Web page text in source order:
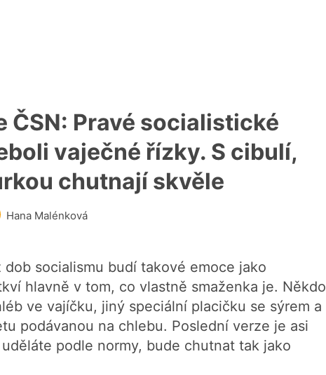
ČSN: Pravé socialistické
vaječné řízky. S cibulí,
chutnají skvěle
Hana Malénková
socialismu budí takové emoce jako
hlavně v tom, co vlastně smaženka je. Někdo
ve vajíčku, jiný speciální placičku se sýrem a
podávanou na chlebu. Poslední verze je asi
podle normy, bude chutnat tak jako